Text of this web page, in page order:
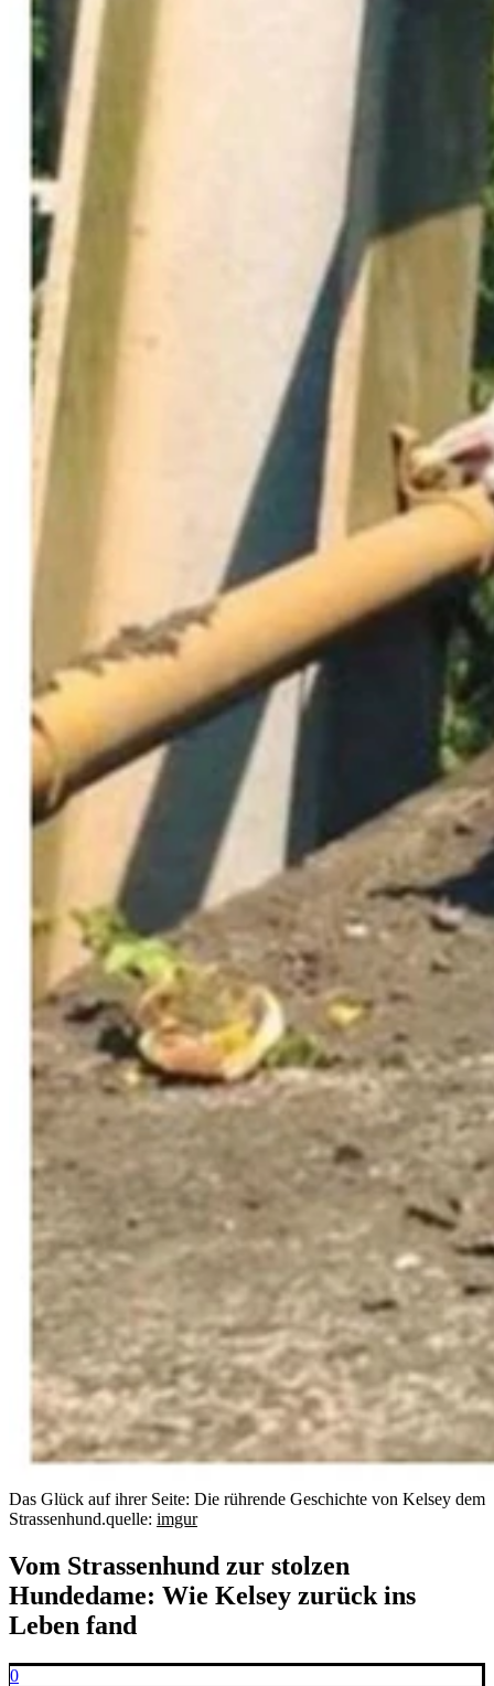
Das Glück auf ihrer Seite: Die rührende Geschichte von Kelsey dem
Strassenhund.quelle: imgur
Vom Strassenhund zur stolzen
Hundedame: Wie Kelsey zurück ins
Leben fand
0